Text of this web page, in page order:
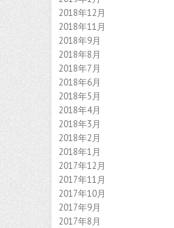
2018年12月
2018年11月
2018年9月
2018年8月
2018年7月
2018年6月
2018年5月
2018年4月
2018年3月
2018年2月
2018年1月
2017年12月
2017年11月
2017年10月
2017年9月
2017年8月